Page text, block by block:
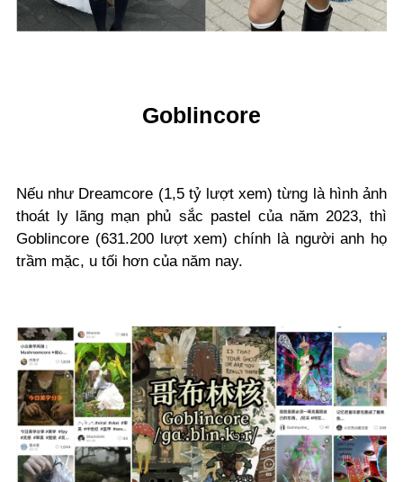
Goblincore
Nếu như Dreamcore (1,5 tỷ lượt xem) từng là hình ảnh
thoát ly lãng mạn phủ sắc pastel của năm 2023, thì
Goblincore (631.200 lượt xem) chính là người anh họ
trầm mặc, u tối hơn của năm nay.